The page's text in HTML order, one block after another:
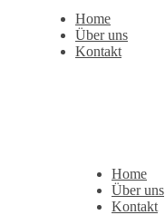
Home
Über uns
Kontakt
Home
Über uns
Kontakt